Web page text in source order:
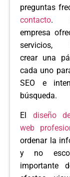
preguntas
contacto.
empresa
servicios,
crear una
cada uno
SEO e
búsqueda.
El diseño
web
ordenar la
y no
importante